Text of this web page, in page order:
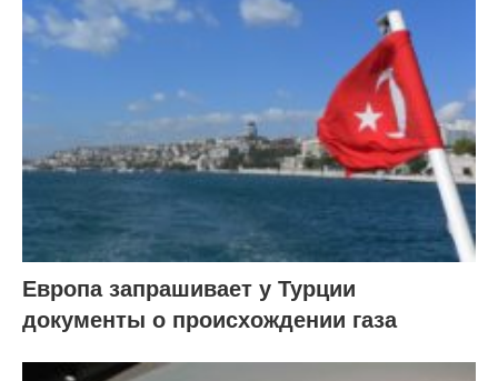
Европа запрашивает у Турции
документы о происхождении газа